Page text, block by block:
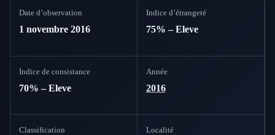
Date d’observation
1 novembre 2016
Indice d’étrangeté
75% – Eleve
Indice de consistance
70% – Eleve
Année
2016
Classification Localité